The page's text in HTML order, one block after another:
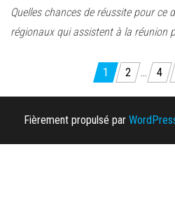
Quelles chances de réussite pour ce
régionaux qui assistent à la réunion
Pagination
des
publications
1 2 … 4
Fièrement propulsé par